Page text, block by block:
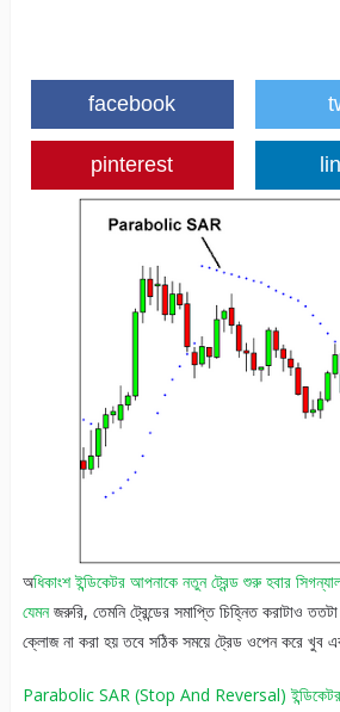
facebook
pinterest
অধিকাংশ ইন্ডিকেটর আপনাকে নতুন ট্রেন্ড শুরু হবার
যেমনজরুরি, তেমনি ট্রেন্ডের সমাপ্তি চিহ্নিত করাটাও
ক্লোজ না করা হয় তবে সঠিক সময়ে ট্রেড ওপেন করে খুব
Parabolic SAR (Stop And Reversal) ইন্ডিকেটরটি